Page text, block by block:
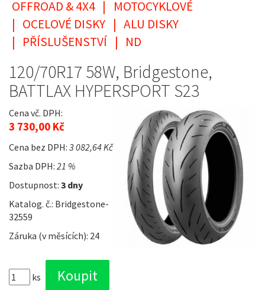
OFFROAD & 4X4 |
MOTOCYKLOVÉ
| OCELOVÉ DISKY | ALU DISKY
| PŘÍSLUŠENSTVÍ | ND
120/70R17 58W, Bridgestone,
BATTLAX HYPERSPORT S23
Cena vč. DPH:
3 730,00 Kč
Cena bez DPH: 3 082,64 Kč
Sazba DPH: 21 %
Dostupnost: 3 dny
Katalog. č.: Bridgestone-
32559
Záruka (v měsících): 24
ks